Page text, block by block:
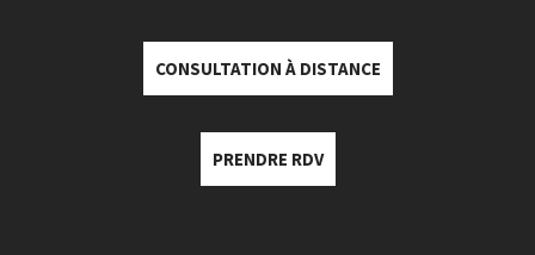
CONSULTATION À DISTANCE
PRENDRE RDV